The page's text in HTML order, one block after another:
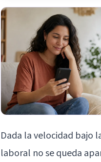
Dada la velocidad bajo
laboral no se queda